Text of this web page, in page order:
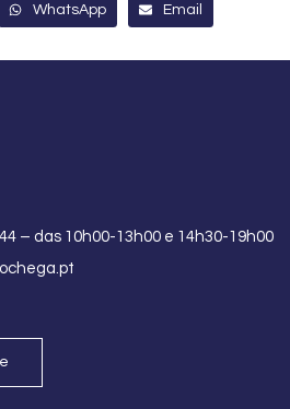
WhatsApp Email
– das 10h00-13h00 e 14h30-19h00